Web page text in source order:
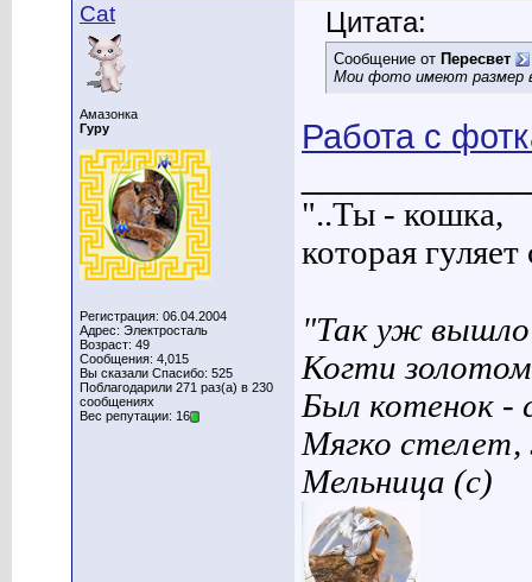
Cat
Амазонка
Гуру
Регистрация: 06.04.2004
Адрес: Электросталь
Возраст: 49
Сообщения: 4,015
Вы сказали Спасибо: 525
Поблагодарили 271 раз(а) в 230
сообщениях
Вес репутации: 16
Цитата:
Сообщение от Пересвет
Мои фото имеют размер
Работа с
"..Ты - кошка,
которая
"Так уж вышло
Когти
Был котенок -
Мягко
Мельница (с)